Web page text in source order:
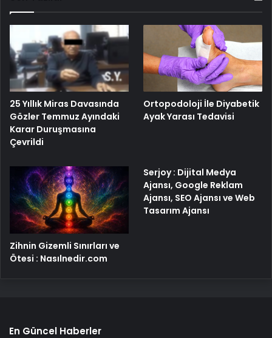
25 Yıllık Miras Davasında
Gözler Temmuz Ayındaki
Karar Duruşmasına
Çevrildi
Ortopodoloji İle Diyabetik
Ayak Yarası Tedavisi
Zihnin Gizemli Sınırları ve
Ötesi : Nasılnedir.com
Serjoy : Dijital Medya
Ajansı, Google Reklam
Ajansı, SEO Ajansı ve Web
Tasarım Ajansı
En Güncel Haberler